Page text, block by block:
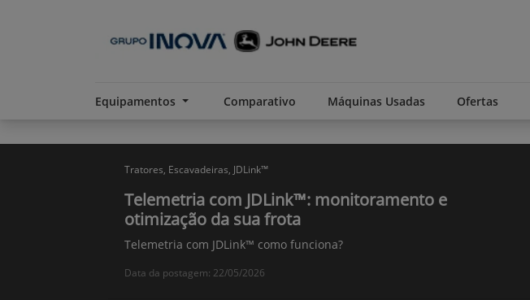
Equipamentos Comparativo Máquinas Usadas Ofertas
Tratores, Escavadeiras, JDLink™
Telemetria com JDLink™: monitoramento e
otimização da sua frota
Telemetria com JDLink™ como funciona?
Data da postagem: 22/05/2026